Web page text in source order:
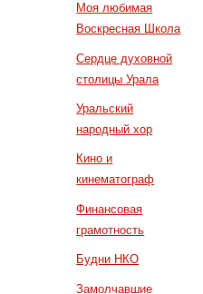
Моя любимая
Воскресная Школа
Сердце духовной
столицы Урала
Уральский
народный хор
Кино и
кинематограф
Финансовая
грамотность
Будни НКО
Замолчавшие